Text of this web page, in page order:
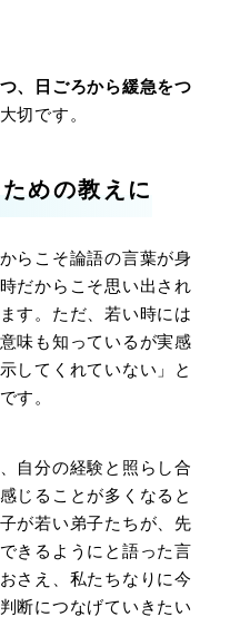
、日ごろから緩急をつ
切です。
めの教えに
らこそ論語の言葉が身
だからこそ思い出され
す。ただ、若い時には
味も知っているが実感
してくれていない」と
す。
自分の経験と照らし合
じることが多くなると
が若い弟子たちが、先
きるようにと語った言
さえ、私たちなりに今
断につなげていきたい